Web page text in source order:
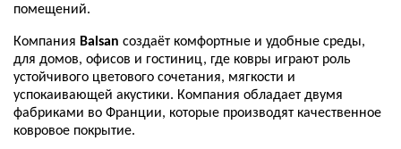
помещений.
Компания Balsan создаёт комфортные и удобные среды,
для домов, офисов и гостиниц, где ковры играют роль
устойчивого цветового сочетания, мягкости и
успокаивающей акустики. Компания обладает двумя
фабриками во Франции, которые производят качественное
ковровое покрытие.